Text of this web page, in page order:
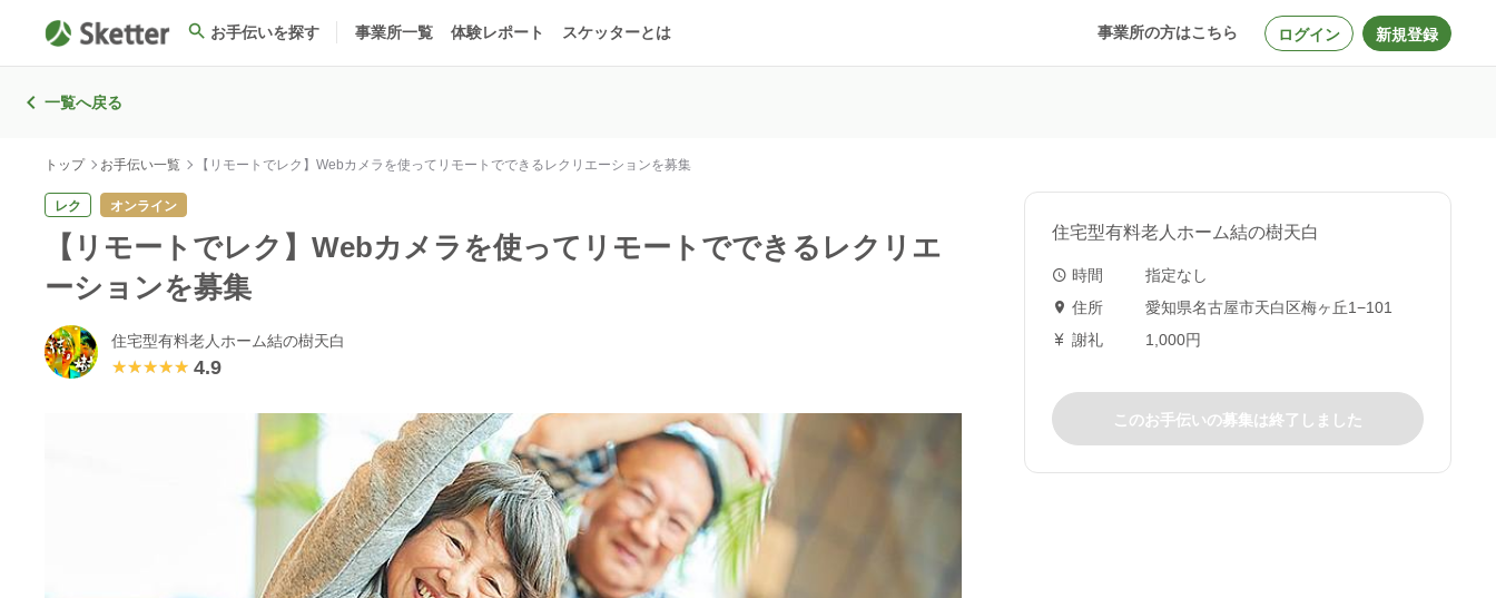
お手伝いを探す 事業所一覧 体験レポート スケッターとは 事業所の方はこちら ログイン 新規登録
一覧へ戻る
トップ お手伝い一覧 【リモートでレク】Webカメラを使ってリモートでできるレクリエーションを募集
レク オンライン
【リモートでレク】Webカメラを使ってリモートでできるレクリエ
ーションを募集
住宅型有料老人ホーム結の樹天白
★★★★★
★★★★★ 4.9
住宅型有料老人ホーム結の樹天白
時間
指定なし
住所
愛知県名古屋市天白区梅ヶ丘1−101
謝礼
1,000円
このお手伝いの募集は終了しました